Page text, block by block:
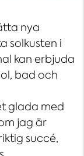
nya
solkusten i
kan erbjuda
bad och
glada med
jag är
succé,